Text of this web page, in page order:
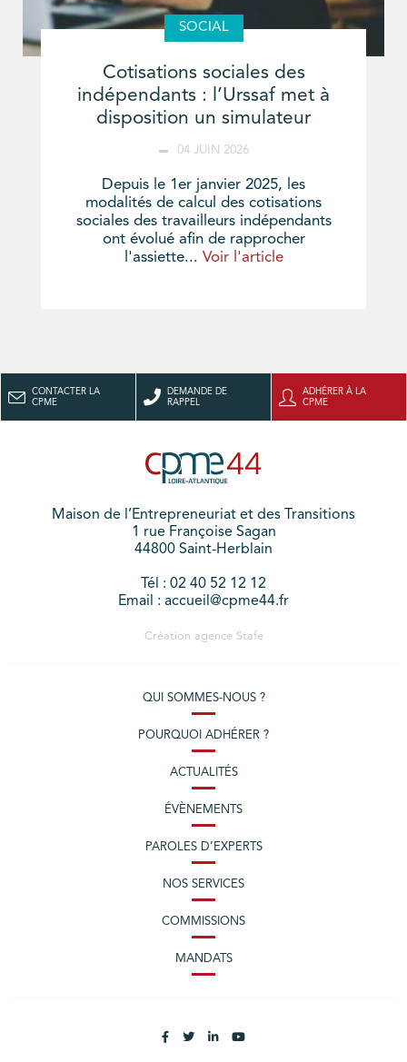
SOCIAL
Cotisations sociales des
indépendants : l’Urssaf met à
disposition un simulateur
04 JUIN 2026
Depuis le 1er janvier 2025, les
modalités de calcul des cotisations
sociales des travailleurs indépendants
ont évolué afin de rapprocher
l'assiette... Voir l'article
CONTACTER LA
CPME
DEMANDE DE
RAPPEL
ADHÉRER À LA
CPME
Maison de l’Entrepreneuriat et des Transitions
1 rue Françoise Sagan
44800 Saint-Herblain
Tél : 02 40 52 12 12
Email : accueil@cpme44.fr
Création agence Stafe
QUI SOMMES-NOUS ?
POURQUOI ADHÉRER ?
ACTUALITÉS
ÉVÈNEMENTS
PAROLES D’EXPERTS
NOS SERVICES
COMMISSIONS
MANDATS